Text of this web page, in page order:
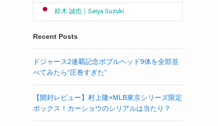
鈴木 誠也｜Seiya Suzuki
Recent Posts
ドジャース2連覇記念ボブルヘッド9体を全部並
べてみたら“圧巻すぎた”
【開封レビュー】村上隆×MLB東京シリーズ限定
ボックス！カーショウのシリアルは当たり？